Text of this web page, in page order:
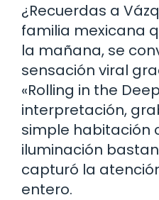
¿Recuerdas a
familia mexicana
la mañana, se
sensación viral
«Rolling in the
interpretación,
simple habitación
iluminación
capturó la
entero.